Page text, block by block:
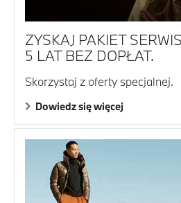
ZYSKAJ PAKIET
5 LAT BEZ DOPŁAT.
Skorzystaj z oferty specjalnej.
Dowiedz się więcej